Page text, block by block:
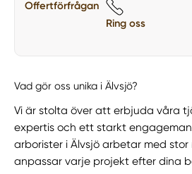
Offertförfrågan
Ring oss
Vad gör oss unika i Älvsjö?
Vi är stolta över att erbjuda våra
expertis och ett starkt
arborister i Älvsjö arbetar med
anpassar varje projekt efter dina